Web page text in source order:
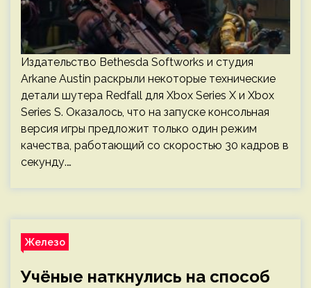
Издательство Bethesda Softworks и студия
Arkane Austin раскрыли некоторые технические
детали шутера Redfall для Xbox Series X и Xbox
Series S. Оказалось, что на запуске консольная
версия игры предложит только один режим
качества, работающий со скоростью 30 кадров в
секунду.…
Железо
Учёные наткнулись на способ